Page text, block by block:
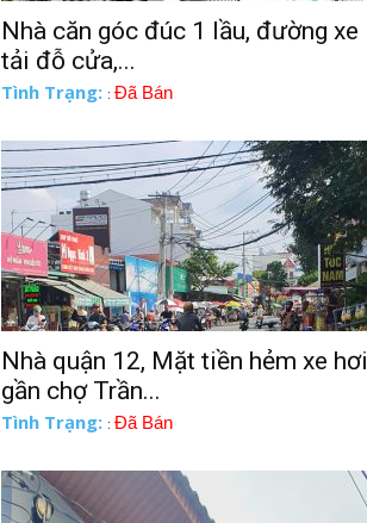
Nhà căn góc đúc 1 lầu, đường xe
tải đỗ cửa,...
Tình Trạng: : Đã Bán
Nhà quận 12, Mặt tiền hẻm xe hơi
gần chợ Trần...
Tình Trạng: : Đã Bán